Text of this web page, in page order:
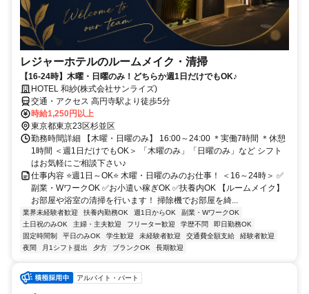
レジャーホテルのルームメイク・清掃
【16-24時】木曜・日曜のみ！どちらか週1日だけでもOK♪
HOTEL 和紗(株式会社サンライズ)
交通・アクセス 高円寺駅より徒歩5分
時給1,250円以上
東京都東京23区杉並区
勤務時間詳細 【木曜・日曜のみ】 16:00～24:00 ＊実働7時間 ＊休憩
1時間 ＜週1日だけでもOK＞ 「木曜のみ」「日曜のみ」など シフト
はお気軽にご相談下さい♪
仕事内容 ⭐週1日～OK⭐ 木曜・日曜のみのお仕事！ ＜16～24時＞ ✅
副業・WワークOK ✅お小遣い稼ぎOK ✅扶養内OK 【ルームメイク】
お部屋や浴室の清掃を行います！ 掃除機でお部屋を綺...
業界未経験者歓迎 扶養内勤務OK 週1日からOK
副業・WワークOK
土日祝のみOK
主婦・主夫歓迎 フリーター歓迎 学歴不問
即日勤務OK
固定時間制
平日のみOK 学生歓迎 未経験者歓迎 交通費全額支給
経験者歓迎
夜間
月1シフト提出 夕方 ブランクOK 長期歓迎
アルバイト・パート